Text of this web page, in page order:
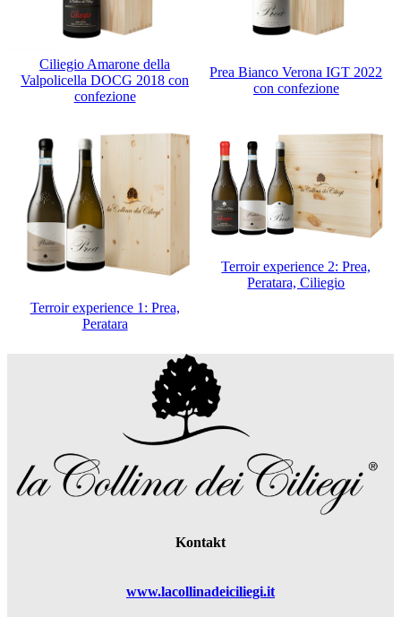
Ciliegio Amarone della
Valpolicella DOCG 2018 con
confezione
Prea Bianco Verona IGT 2022
con confezione
Terroir experience 1: Prea,
Peratara
Terroir experience 2: Prea,
Peratara, Ciliegio
Kontakt
www.lacollinadeiciliegi.it